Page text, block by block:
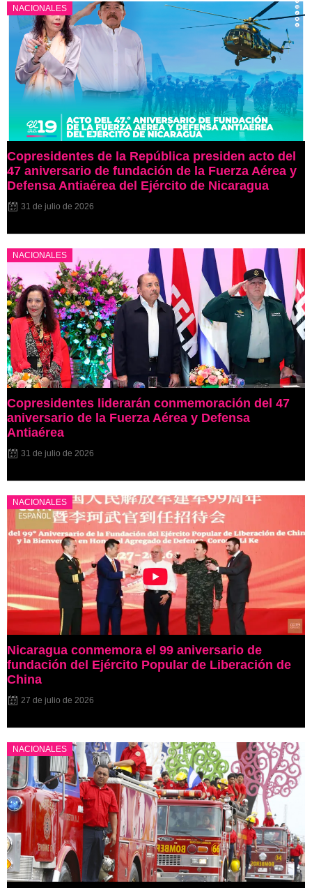
NACIONALES
Copresidentes de la República presiden acto del
47 aniversario de fundación de la Fuerza Aérea y
Defensa Antiaérea del Ejército de Nicaragua
31 de julio de 2026
NACIONALES
Copresidentes liderarán conmemoración del 47
aniversario de la Fuerza Aérea y Defensa
Antiaérea
31 de julio de 2026
NACIONALES
Nicaragua conmemora el 99 aniversario de
fundación del Ejército Popular de Liberación de
China
27 de julio de 2026
NACIONALES